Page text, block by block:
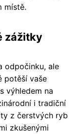
místě.
zážitky
odpočinku, ale
potěší vaše
výhledem na
i tradiční
z čerstvých ryb
zkušenými